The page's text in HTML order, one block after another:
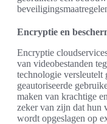
Encryptie en
Encryptie
van videobestanden
technologie versleutelt
geautoriseerde
maken van krachtige
zeker van zijn dat hun
wordt opgeslagen op